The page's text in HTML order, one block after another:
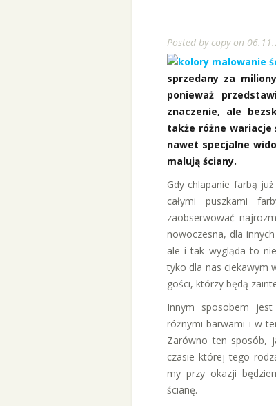
Posted by copyon
sprzedany za
ponieważ
znaczenie, ale
także różne
nawet specjalne
malują ściany.
Gdy chlapanie farbą
całymi puszkami
zaobserwować
nowoczesna, dla
ale i tak wygląda to
tyko dla nas ciekawym
gości, którzy będą
Innym sposobem
różnymi barwami i w
Zarówno ten sposób,
czasie której tego
my przy okazji
ścianę.